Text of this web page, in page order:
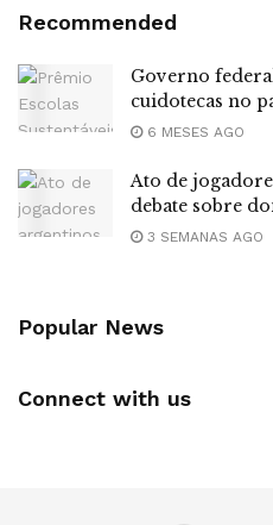
Recommended
Governo
cuidotecas no
6 MESES AGO
Ato de
debate sobre
3 SEMANAS AGO
Popular News
Connect with us